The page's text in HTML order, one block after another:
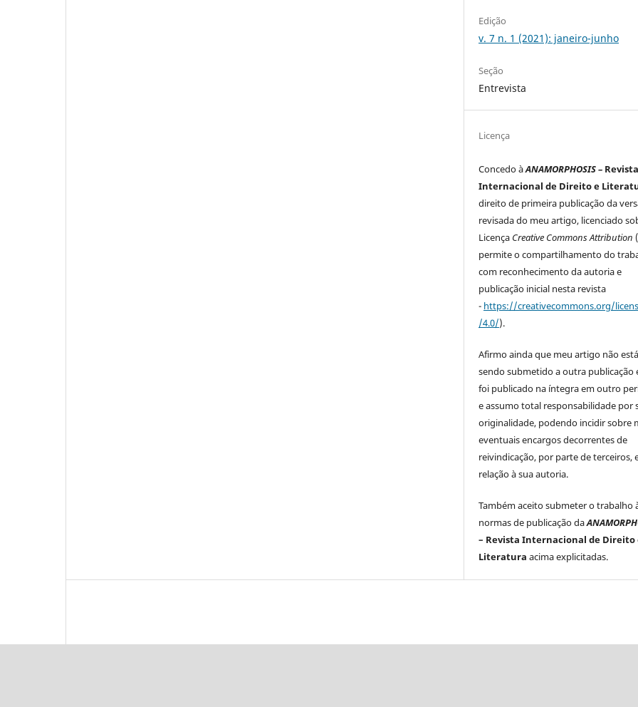
Edição
v. 7 n. 1 (2021): janeiro-junho
Seção
Entrevista
Licença
Concedo àANAMORPHOSIS – Revista
Internacional de Direito e
direito de primeira publicação da
revisada do meu artigo, licenciado
Licença Creative Commons Attribution
permite o compartilhamento do
com reconhecimento da autoria e
publicação inicial nesta revista
- https://creativecommons.org/
/4.0/).
Afirmo ainda que meu artigo não está
sendo submetido a outra publicação
foi publicado na íntegra em outro
e assumo total responsabilidade por
originalidade, podendo incidir sobre
eventuais encargos decorrentes de
reivindicação, por parte de terceiros,
relação à sua autoria.
Também aceito submeter o trabalho
normas de publicação da
– Revista Internacional de Direito
Literatura acima explicitadas.